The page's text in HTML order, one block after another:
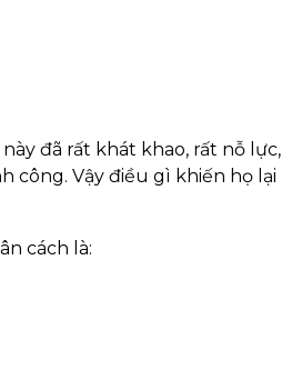
đã rất khát khao, rất nỗ lực,
công. Vậy điều gì khiến họ lại
cách là: